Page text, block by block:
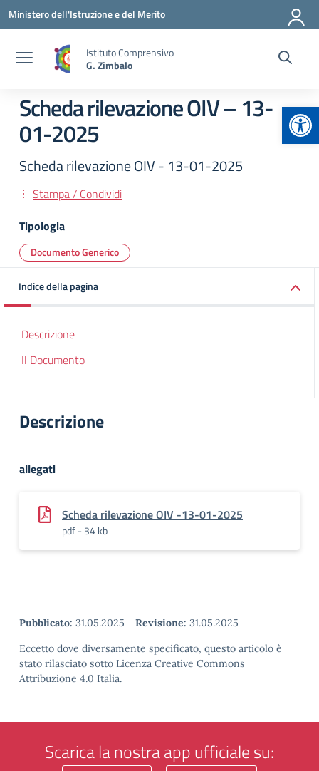
Vai ai contenuti
Vai al menu di navigazione
Vai al footer
Ministero dell'Istruzione e del Merito
Istituto Comprensivo
G. Zimbalo
Scheda rilevazione OIV – 13-
01-2025
Scheda rilevazione OIV - 13-01-2025
Stampa / Condividi
Tipologia
Documento Generico
Indice della pagina
Descrizione
Il Documento
Descrizione
allegati
Scheda rilevazione OIV -13-01-2025
pdf - 34 kb
Pubblicato: 31.05.2025 - Revisione: 31.05.2025
Eccetto dove diversamente specificato, questo articolo è
stato rilasciato sotto Licenza Creative Commons
Attribuzione 4.0 Italia.
Scarica la nostra app ufficiale su: